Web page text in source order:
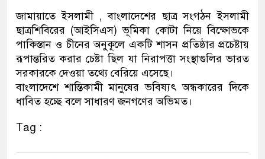
জামায়াতে ইসলামী , বাংলাদেশের ছাত্র সংগঠন ইসলামী
ছাত্রশিবিরের (আইসিএস) ভূমিকা কোটা নিয়ে বিক্ষোভকে
পাকিস্তান ও চীনের অনুকূলে একটি শাসন প্রতিষ্ঠার প্রচেষ্টায়
রূপান্তরিত করার চেষ্টা ছিল যা নিরাপত্তা সংস্থাগুলির ভারত
সরকারকে দেওয়া তথ্যে বেরিয়ে এসেছে।
বাংলাদেশে শান্তিকামী মানুষের ভবিষ্যৎ অন্ধকারের দিকে
ধাবিত হচ্ছে বলে সাধারণ জনগণের অভিমত।
Tag :